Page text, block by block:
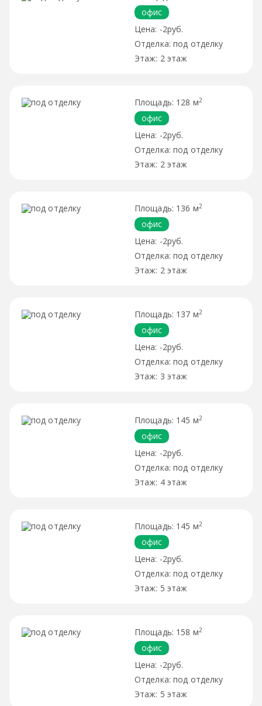
офис
-2руб.
под отделку
2 этаж
128 м2
офис
-2руб.
под отделку
2 этаж
136 м2
офис
-2руб.
под отделку
2 этаж
137 м2
офис
-2руб.
под отделку
3 этаж
145 м2
офис
-2руб.
под отделку
4 этаж
145 м2
офис
-2руб.
под отделку
5 этаж
158 м2
офис
-2руб.
под отделку
5 этаж